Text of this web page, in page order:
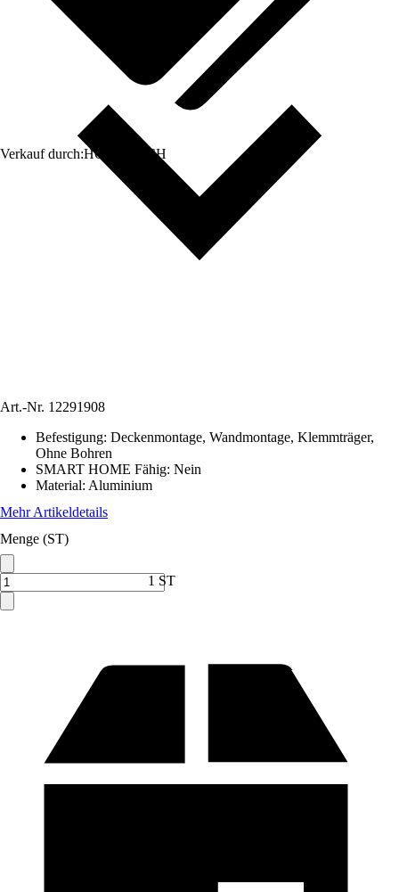
Verkauf durch:HORNBACH
Art.-Nr. 12291908
Befestigung: Deckenmontage, Wandmontage, Klemmträger,
Ohne Bohren
SMART HOME Fähig: Nein
Material: Aluminium
Mehr Artikeldetails
Menge (ST)
1 ST